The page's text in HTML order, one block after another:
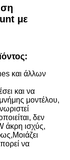
με
και άλλων
και να
μοντέλου,
δεν
άκρη ισχύς,
να